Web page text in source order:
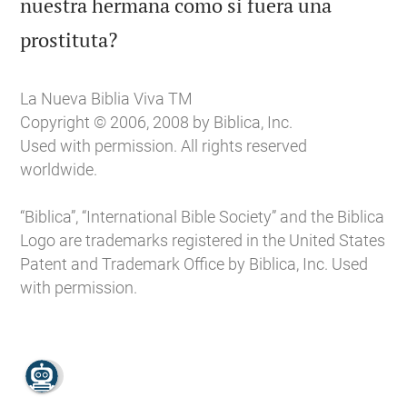
prostituta?
La Nueva Biblia Viva TM
Copyright © 2006, 2008 by Biblica, Inc.
Used with permission. All rights reserved
worldwide.
“Biblica”, “International Bible Society” and the Biblica
Logo are trademarks registered in the United States
Patent and Trademark Office by Biblica, Inc. Used
with permission.